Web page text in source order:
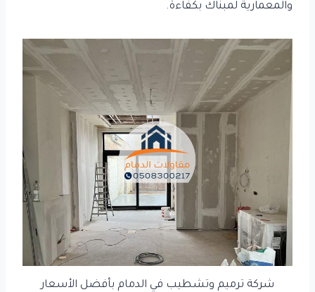
والمعمارية لمبناك بكفاءة.
شركة ترميم وتشطيب في الدمام بأفضل الأسعار